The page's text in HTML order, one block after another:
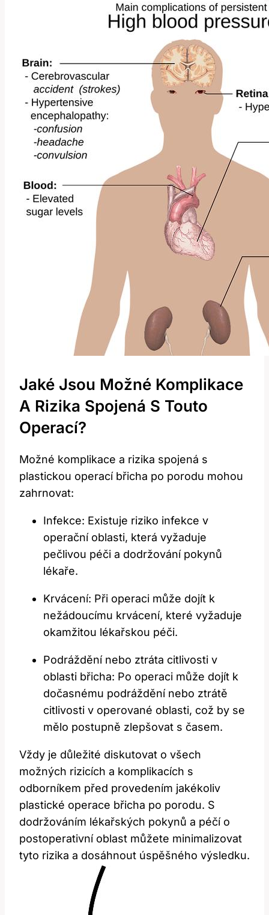
Jaké Jsou Možné Komplikace
A Rizika Spojená S Touto
Operací?
Možné komplikace a rizika spojená s
plastickou operací břicha po porodu mohou
zahrnovat:
Infekce: Existuje riziko infekce v
operační oblasti, která vyžaduje
pečlivou péči a dodržování pokynů
lékaře.
Krvácení: Při operaci může dojít k
nežádoucímu krvácení, které vyžaduje
okamžitou lékařskou péči.
Podráždění nebo ztráta citlivosti v
oblasti břicha: Po operaci může dojít k
dočasnému podráždění nebo ztrátě
citlivosti v operované oblasti, což by se
mělo postupně zlepšovat s časem.
Vždy je důležité diskutovat o všech
možných rizicích a komplikacích s
odborníkem před provedením jakékoliv
plastické operace břicha po porodu. S
dodržováním lékařských pokynů a péčí o
postoperativní oblast můžete minimalizovat
tyto rizika a dosáhnout úspěšného výsledku.